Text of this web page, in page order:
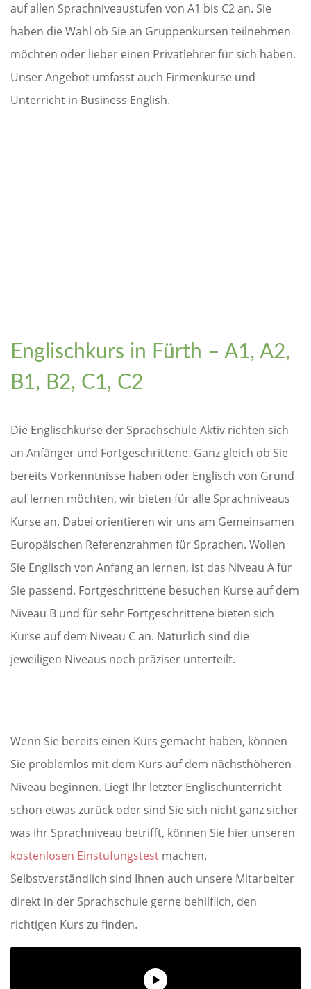
auf allen Sprachniveaustufen von A1 bis C2 an. Sie
haben die Wahl ob Sie an Gruppenkursen teilnehmen
möchten oder lieber einen Privatlehrer für sich haben.
Unser Angebot umfasst auch Firmenkurse und
Unterricht in Business English.
Englischkurs in Fürth – A1, A2,
B1, B2, C1, C2
Die Englischkurse der Sprachschule Aktiv richten sich
an Anfänger und Fortgeschrittene. Ganz gleich ob Sie
bereits Vorkenntnisse haben oder Englisch von Grund
auf lernen möchten, wir bieten für alle Sprachniveaus
Kurse an. Dabei orientieren wir uns am Gemeinsamen
Europäischen Referenzrahmen für Sprachen. Wollen
Sie Englisch von Anfang an lernen, ist das Niveau A für
Sie passend. Fortgeschrittene besuchen Kurse auf dem
Niveau B und für sehr Fortgeschrittene bieten sich
Kurse auf dem Niveau C an. Natürlich sind die
jeweiligen Niveaus noch präziser unterteilt.
Wenn Sie bereits einen Kurs gemacht haben, können
Sie problemlos mit dem Kurs auf dem nächsthöheren
Niveau beginnen. Liegt Ihr letzter Englischunterricht
schon etwas zurück oder sind Sie sich nicht ganz sicher
was Ihr Sprachniveau betrifft, können Sie hier unseren
kostenlosen Einstufungstest machen.
Selbstverständlich sind Ihnen auch unsere Mitarbeiter
direkt in der Sprachschule gerne behilflich, den
richtigen Kurs zu finden.